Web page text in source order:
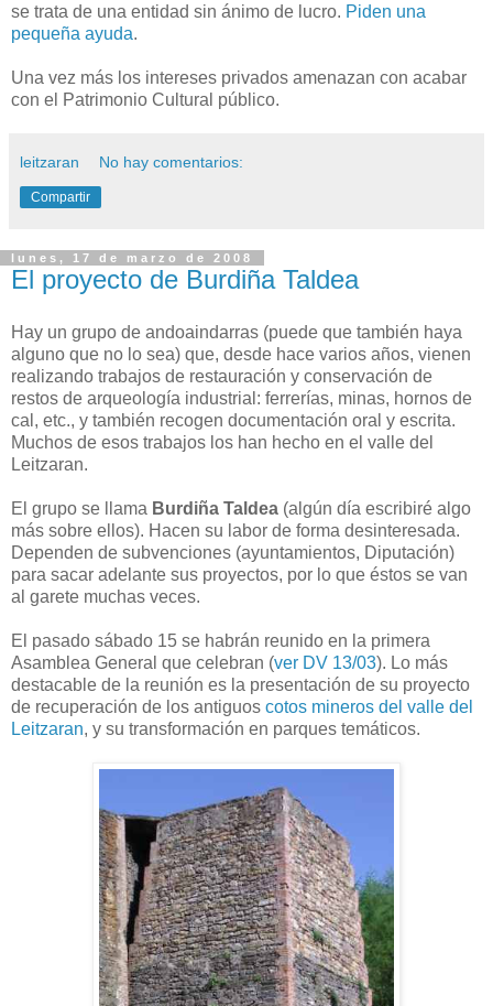
se trata de una entidad sin ánimo de lucro. Piden una
pequeña ayuda.
Una vez más los intereses privados amenazan con acabar
con el Patrimonio Cultural público.
leitzaran No hay comentarios:
Compartir
lunes, 17 de marzo de 2008
El proyecto de Burdiña Taldea
Hay un grupo de andoaindarras (puede que también haya
alguno que no lo sea) que, desde hace varios años, vienen
realizando trabajos de restauración y conservación de
restos de arqueología industrial: ferrerías, minas, hornos de
cal, etc., y también recogen documentación oral y escrita.
Muchos de esos trabajos los han hecho en el valle del
Leitzaran.
El grupo se llama Burdiña Taldea (algún día escribiré algo
más sobre ellos). Hacen su labor de forma desinteresada.
Dependen de subvenciones (ayuntamientos, Diputación)
para sacar adelante sus proyectos, por lo que éstos se van
al garete muchas veces.
El pasado sábado 15 se habrán reunido en la primera
Asamblea General que celebran (ver DV 13/03). Lo más
destacable de la reunión es la presentación de su proyecto
de recuperación de los antiguos cotos mineros del valle del
Leitzaran, y su transformación en parques temáticos.